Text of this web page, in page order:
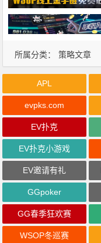
所属分类： 策略文章
APL
evpks.com
EV扑克
EV扑克小游戏
EV邀请有礼
GGpoker
GG春季狂欢赛
WSOP冬巡赛